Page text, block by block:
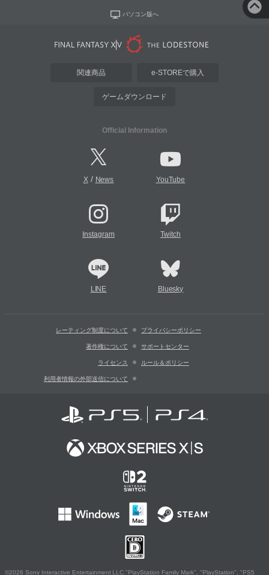
パソコン版へ
関連商品 e-STOREで購入
ゲームダウンロード
Official Information
X/ News YouTube
Instagram Twitch
LINE Bluesky
レーティング制度について プライバシーポリシー
著作権について サポートセンター
ライセンス ルール＆ポリシー
利用者情報の外部送信について
©2026 Sony Interactive Entertainment LLC."PlayStation Family Mark", "PlayStation", "PS5